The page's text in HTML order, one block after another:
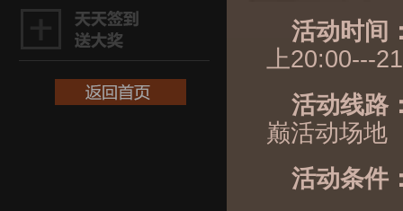
活动时间
上20:00---
活动线路
巅活动场地
活动条件